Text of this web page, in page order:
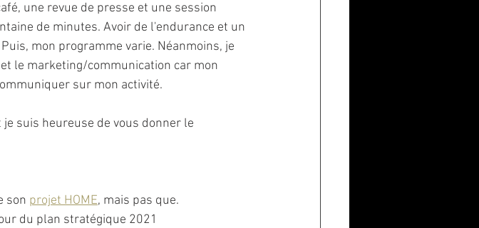
une revue de presse et une session
de minutes. Avoir de l'endurance et un
mon programme varie. Néanmoins, je
le marketing/communication car mon
sur mon activité.
suis heureuse de vous donner le
son projet HOME, mais pas que.
du plan stratégique 2021